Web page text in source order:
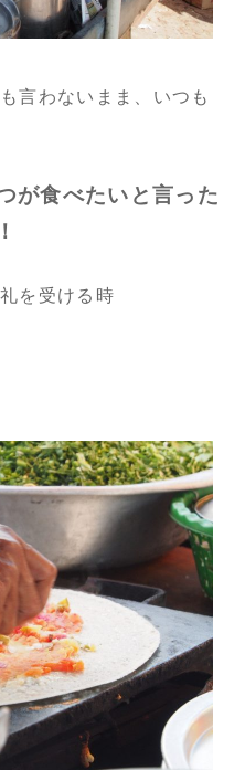
言わないまま、いつも
が食べたいと言った
を受ける時